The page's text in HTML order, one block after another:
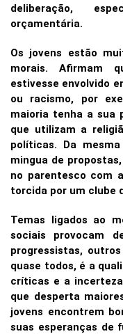
deliberação,
orçamentária.
Os jovens estão
morais. Afirmam
estivesse envolvido
ou racismo, por
maioria tenha a sua
que utilizam a
políticas. Da
mingua de
no parentesco com
torcida por um clube
Temas ligados ao
sociais provocam
progressistas,
quase todos, é a
críticas e a
que desperta
jovens encontrem
suas esperanças de